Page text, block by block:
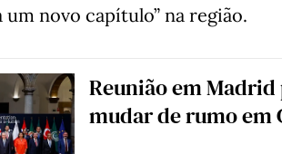
novo capítulo” na região.
Reunião em
mudar de rumo em